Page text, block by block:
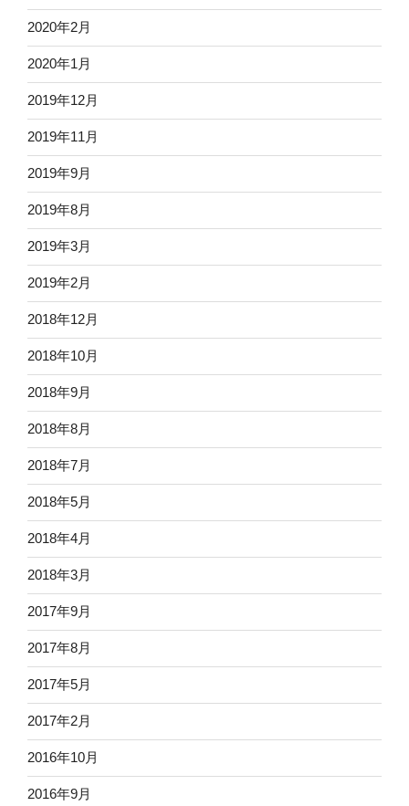
2020年2月
2020年1月
2019年12月
2019年11月
2019年9月
2019年8月
2019年3月
2019年2月
2018年12月
2018年10月
2018年9月
2018年8月
2018年7月
2018年5月
2018年4月
2018年3月
2017年9月
2017年8月
2017年5月
2017年2月
2016年10月
2016年9月